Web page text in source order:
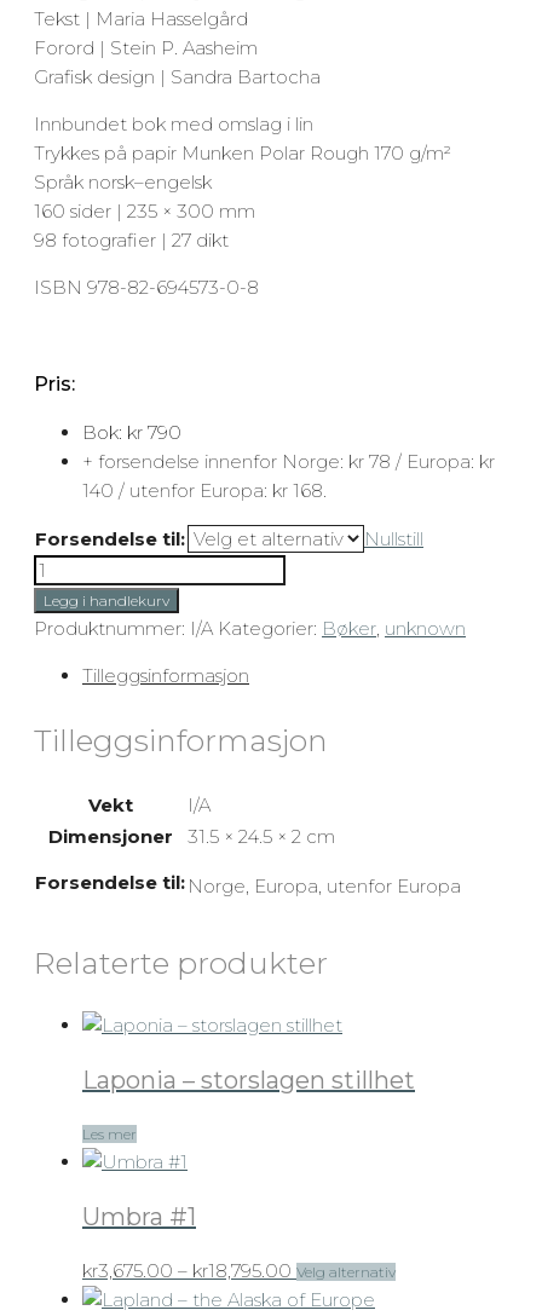
Tekst | Maria Hasselgård
Forord | Stein P. Aasheim
Grafisk design | Sandra Bartocha
Innbundet bok med omslag i lin
Trykkes på papir Munken Polar Rough 170 g/m²
Språk norsk–engelsk
160 sider | 235 × 300 mm
98 fotografier | 27 dikt
ISBN 978-82-694573-0-8
Pris:
Bok: kr 790
+ forsendelse innenfor Norge: kr 78 / Europa: kr
140 / utenfor Europa: kr 168.
Forsendelse til:
Nullstill
Bok
"FJELL
et
vitne"
790)
Legg i handlekurv
Produktnummer: I/A Kategorier: Bøker, unknown
Tilleggsinformasjon
Tilleggsinformasjon
Vekt
I/A
Dimensjoner
31.5 × 24.5 × 2 cm
Forsendelse til: Norge, Europa, utenfor Europa
Relaterte produkter
Laponia – storslagen stillhet
Les mer
Umbra #1
kr3,675.00 – kr18,795.00 Prisområde:
kr3,675.00
Velg alternativDette